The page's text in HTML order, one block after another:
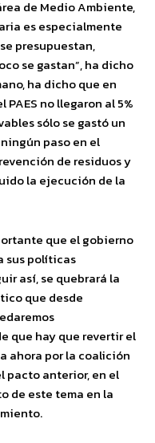
de Medio Ambiente,
es especialmente
presupuestan,
se gastan”, ha dicho
ha dicho que en
no llegaron al 5%
sólo se gastó un
paso en el
de residuos y
la ejecución de la
que el gobierno
sus políticas
así, se quebrará la
que desde
que hay que revertir el
ahora por la coalición
pacto anterior, en el
de este tema en la